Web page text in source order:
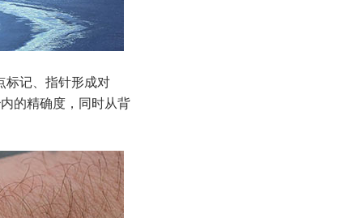
标记、指针形成对
的精确度，同时从背